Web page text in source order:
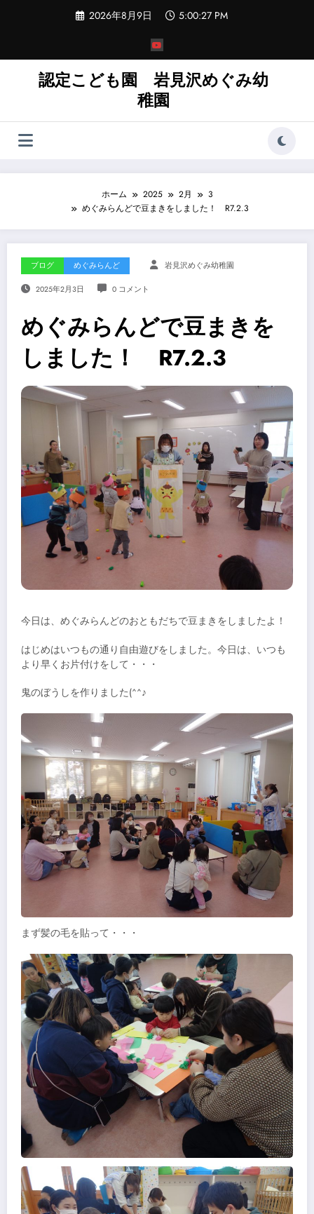
ツ
プ
2026年8月9日 5:00:29 PM
認定こども園 岩見沢めぐみ幼
稚園
ホーム 2025 2月
3
めぐみらんどで豆まきをしました！ R7.2.3
ブログ めぐみらんど 岩見沢めぐみ幼稚園
2025年2月3日 0 コメント
めぐみらんどで豆まきを
しました！ R7.2.3
今日は、めぐみらんどのおともだちで豆まきをしましたよ！
はじめはいつもの通り自由遊びをしました。今日は、いつも
より早くお片付けをして・・・
鬼のぼうしを作りました(^^♪
まず髪の毛を貼って・・・